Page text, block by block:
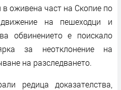
оживена част на Скопие по
на пешеходци и
обвинението е поискало
за неотклонение на
на разследването.
редица доказателства,